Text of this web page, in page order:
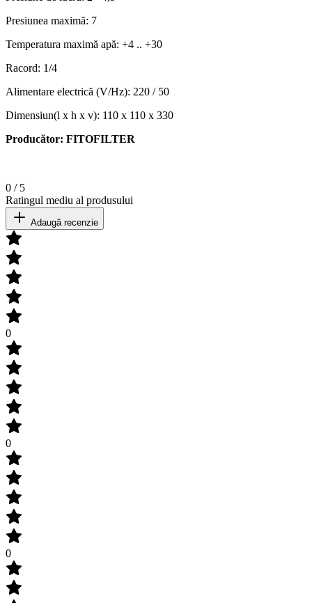
Presiunea maximă: 7
Temperatura maximă apă: +4 .. +30
Racord: 1/4
Alimentare electrică (V/Hz): 220 / 50
Dimensiun(l x h x v): 110 x 110 x 330
Producător: FITOFILTER
0 / 5
Ratingul mediu al produsului
Adaugă recenzie
0
0
0